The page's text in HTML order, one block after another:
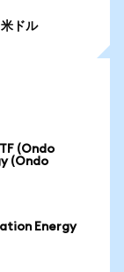
ドル
(Ondo
(Ondo
Energy